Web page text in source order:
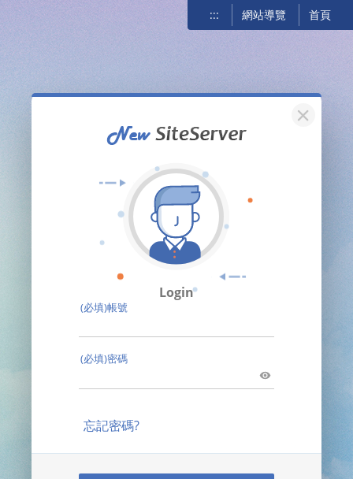
::: 網站導覽 首頁
關閉
Login
(必填)帳號
(必填)密碼
忘記密碼?